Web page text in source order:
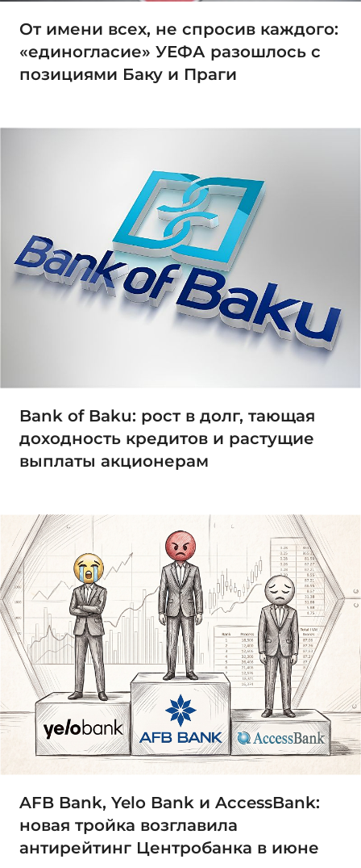
От имени всех, не спросив каждого:
«единогласие» УЕФА разошлось с
позициями Баку и Праги
Bank of Baku: рост в долг, тающая
доходность кредитов и растущие
выплаты акционерам
AFB Bank, Yelo Bank и AccessBank:
новая тройка возглавила
антирейтинг Центробанка в июне